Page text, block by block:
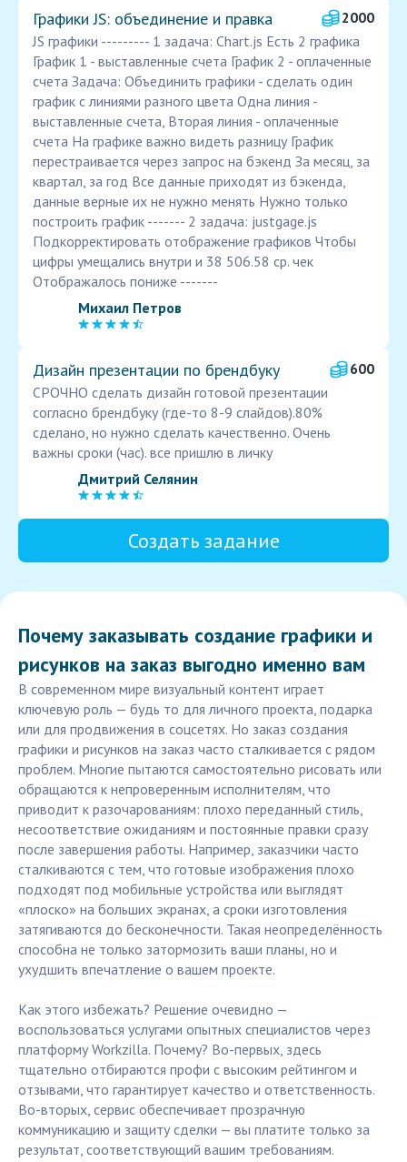
Графики JS: объединение и правка
2000
JS графики --------- 1 задача: Chart.js Есть 2 графика
График 1 - выставленные счета График 2 - оплаченные
счета Задача: Объединить графики - cделать один
график с линиями разного цвета Одна линия -
выставленные счета, Вторая линия - оплаченные
счета На графике важно видеть разницу График
перестраивается через запрос на бэкенд За месяц, за
квартал, за год Все данные приходят из бэкенда,
данные верные их не нужно менять Нужно только
построить график ------- 2 задача: justgage.js
Подкорректировать отображение графиков Чтобы
цифры умещались внутри и 38 506.58 ср. чек
Отображалось пониже -------
Михаил Петров
Дизайн презентации по брендбуку
600
СРОЧНО сделать дизайн готовой презентации
согласно брендбуку (где-то 8-9 слайдов).80%
сделано, но нужно сделать качественно. Очень
важны сроки (час). все пришлю в личку
Дмитрий Селянин
Создать задание
Почему заказывать создание графики и
рисунков на заказ выгодно именно вам
В современном мире визуальный контент играет
ключевую роль — будь то для личного проекта, подарка
или для продвижения в соцсетях. Но заказ создания
графики и рисунков на заказ часто сталкивается с рядом
проблем. Многие пытаются самостоятельно рисовать или
обращаются к непроверенным исполнителям, что
приводит к разочарованиям: плохо переданный стиль,
несоответствие ожиданиям и постоянные правки сразу
после завершения работы. Например, заказчики часто
сталкиваются с тем, что готовые изображения плохо
подходят под мобильные устройства или выглядят
«плоско» на больших экранах, а сроки изготовления
затягиваются до бесконечности. Такая неопределённость
способна не только затормозить ваши планы, но и
ухудшить впечатление о вашем проекте.
Как этого избежать? Решение очевидно —
воспользоваться услугами опытных специалистов через
платформу Workzilla. Почему? Во-первых, здесь
тщательно отбираются профи с высоким рейтингом и
отзывами, что гарантирует качество и ответственность.
Во-вторых, сервис обеспечивает прозрачную
коммуникацию и защиту сделки — вы платите только за
результат, соответствующий вашим требованиям.